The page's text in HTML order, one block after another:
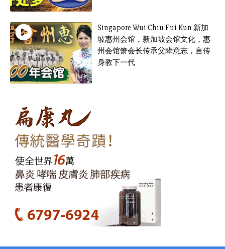
Singapore Wui Chiu Fui Kun 新加
坡惠州会馆，新加坡会馆文化，惠
州会馆箫会长传承父辈意志，言传
身教下一代